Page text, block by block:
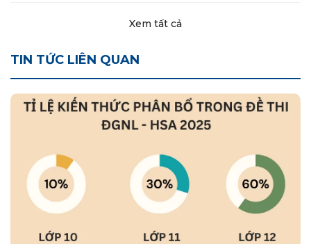
Xem tất cả
TIN TỨC LIÊN QUAN